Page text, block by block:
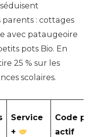
: cottages
avec pataugeoire
pots Bio. En
25 % sur les
scolaires.
Service
+
Code
actif